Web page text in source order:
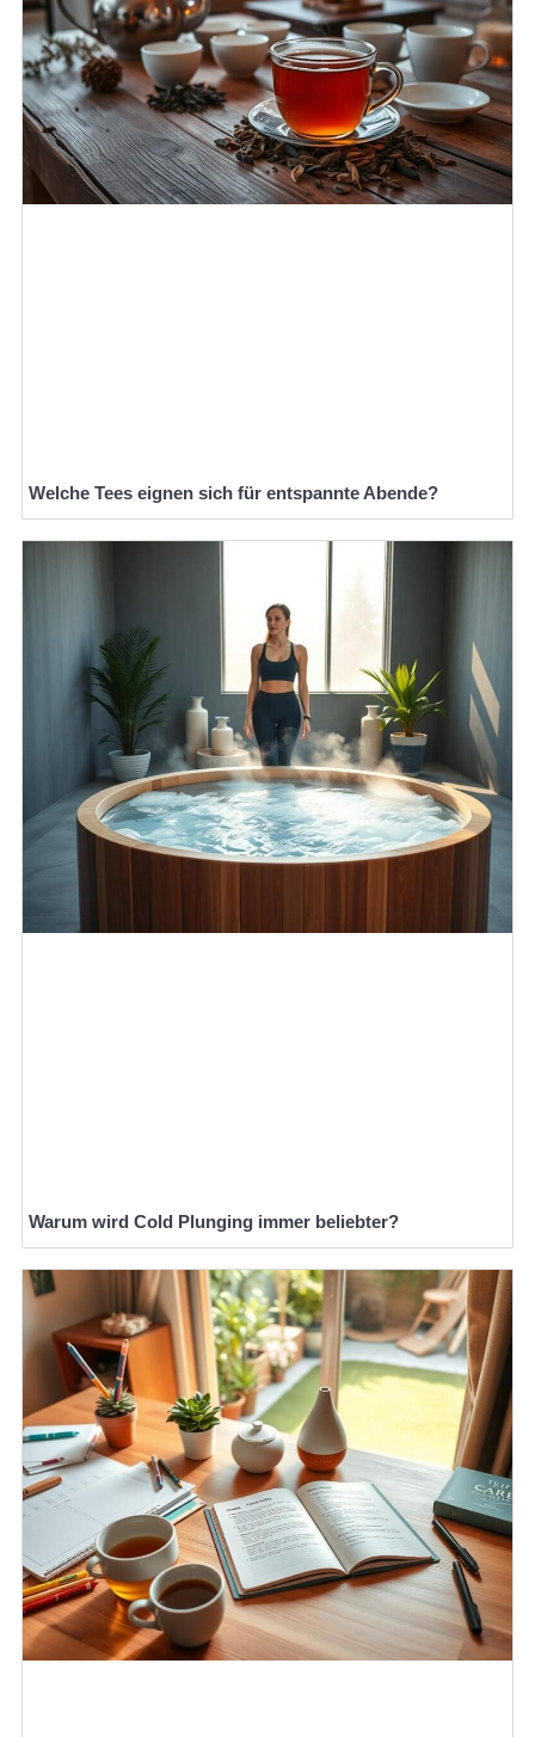
Welche Tees eignen sich für entspannte Abende?
Warum wird Cold Plunging immer beliebter?